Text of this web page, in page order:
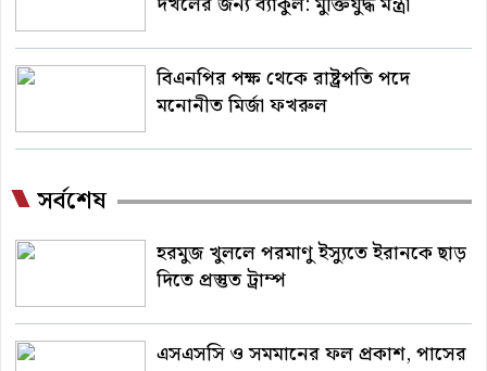
বিএনপির পক্ষ থেকে রাষ্ট্রপতি পদে
মনোনীত মির্জা ফখরুল
সর্বশেষ
হরমুজ খুললে পরমাণু ইস্যুতে ইরানকে ছাড়
দিতে প্রস্তুত ট্রাম্প
এসএসসি ও সমমানের ফল প্রকাশ, পাসের